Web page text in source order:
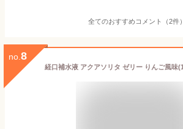
全てのおすすめコメント（2件）
no. 8